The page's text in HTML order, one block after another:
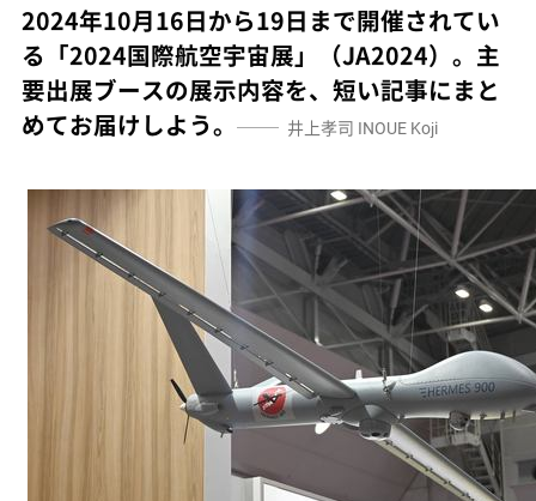
2024年10月16日から19日まで開催されてい
る「2024国際航空宇宙展」（JA2024）。主
要出展ブースの展示内容を、短い記事にまと
めてお届けしよう。
井上孝司 INOUE Koji